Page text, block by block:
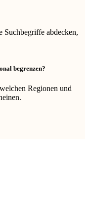
Suchbegriffe abdecken,
begrenzen?
Regionen und